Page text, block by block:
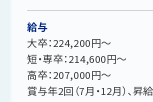
給与
大卒：224,200円～
短・専卒：214,600円～
高卒：207,000円～
賞与年2回（7月・12月）、昇